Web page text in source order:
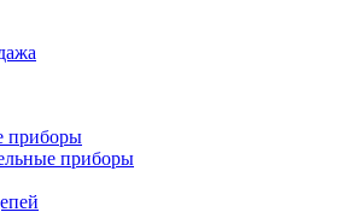
приборы
приборы